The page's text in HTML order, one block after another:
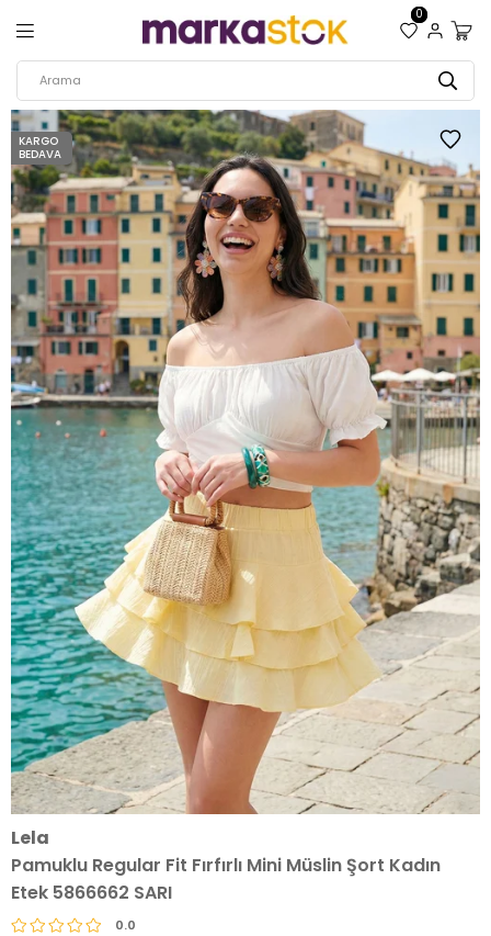
0
KARGO
BEDAVA
Lela
Pamuklu Regular Fit Fırfırlı Mini Müslin Şort Kadın
Etek 5866662 SARI
0.0